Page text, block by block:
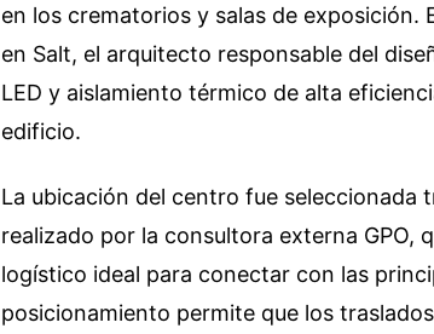
en los crematorios y salas de exposición.
en Salt, el arquitecto responsable del
LED y aislamiento térmico de alta
edificio.
La ubicación del centro fue seleccionada
realizado por la consultora externa GPO,
logístico ideal para conectar con las
posicionamiento permite que los